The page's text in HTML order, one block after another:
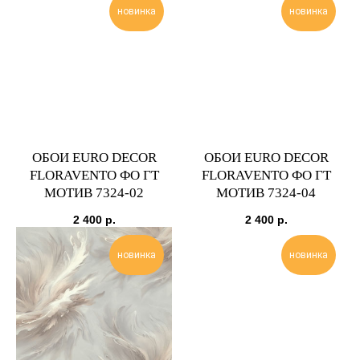
новинка
ОБОИ EURO DECOR
FLORAVENTO ФО ГТ
МОТИВ 7324-02
2 400 р.
новинка
ОБОИ EURO DECOR
FLORAVENTO ФО ГТ
МОТИВ 7324-04
2 400 р.
новинка новинка